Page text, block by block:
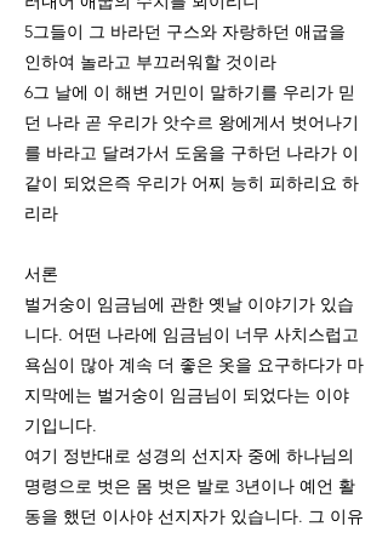
5그들이 그 바라던 구스와 자랑하던 애굽을
인하여 놀라고 부끄러워할 것이라
6그 날에 이 해변 거민이 말하기를 우리가 믿
던 나라 곧 우리가 앗수르 왕에게서 벗어나기
를 바라고 달려가서 도움을 구하던 나라가 이
같이 되었은즉 우리가 어찌 능히 피하리요 하
리라
서론
벌거숭이 임금님에 관한 옛날 이야기가 있습
니다. 어떤 나라에 임금님이 너무 사치스럽고
욕심이 많아 계속 더 좋은 옷을 요구하다가 마
지막에는 벌거숭이 임금님이 되었다는 이야
기입니다.
여기 정반대로 성경의 선지자 중에 하나님의
명령으로 벗은 몸 벗은 발로 3년이나 예언 활
동을 했던 이사야 선지자가 있습니다. 그 이유